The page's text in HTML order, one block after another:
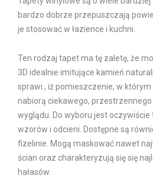
bardzo dobrze przepuszczają
je stosować w łazience i kuchni.
Ten rodzaj tapet ma tę zaletę, że
3D idealnie imitujące kamień
sprawi , iż pomieszczenie, w którym
nabiorą ciekawego,
wyglądu. Do wyboru jest
wzorów i odcieni. Dostępne są
fizelinie. Mogą maskować nawet
ścian oraz charakteryzują się się
hałasów.